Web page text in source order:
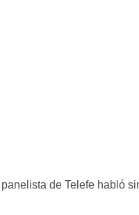
de Telefe habló